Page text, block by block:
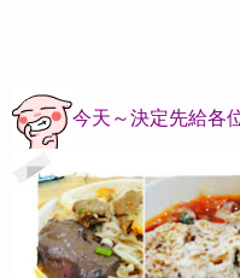
今天～決定先給各